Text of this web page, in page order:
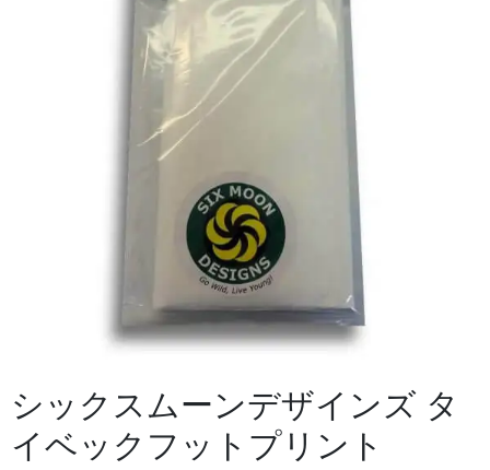
シックスムーンデザインズ タ
イベックフットプリント